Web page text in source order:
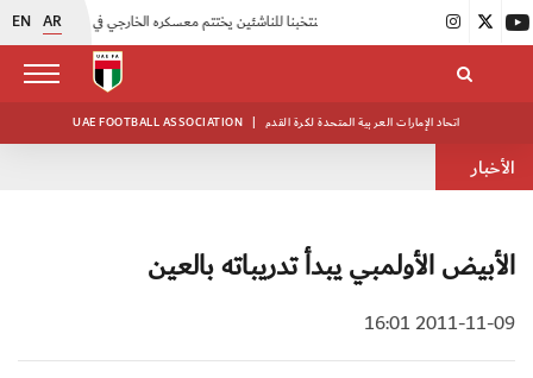
EN AR
اتحاد الكرة يُنظم ورشة عمل للمراقبين المعتمدين |
UAE FOOTBALL ASSOCIATION | اتحاد الإمارات العربية المتحدة لكرة القدم
الأخبار
الأبيض الأولمبي يبدأ تدريباته بالعين
2011-11-09 16:01